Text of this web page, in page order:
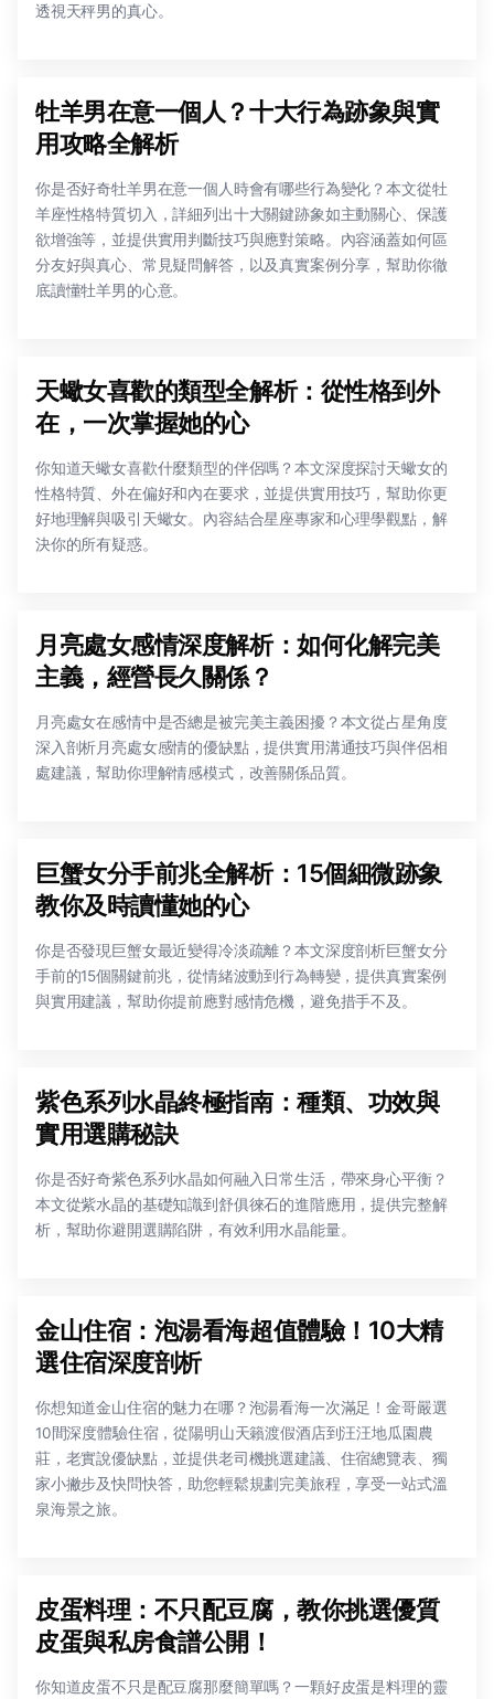
透視天秤男的真心。
牡羊男在意一個人？十大行為跡象與實
用攻略全解析
你是否好奇牡羊男在意一個人時會有哪些行為變化？本文從牡
羊座性格特質切入，詳細列出十大關鍵跡象如主動關心、保護
欲增強等，並提供實用判斷技巧與應對策略。內容涵蓋如何區
分友好與真心、常見疑問解答，以及真實案例分享，幫助你徹
底讀懂牡羊男的心意。
天蠍女喜歡的類型全解析：從性格到外
在，一次掌握她的心
你知道天蠍女喜歡什麼類型的伴侶嗎？本文深度探討天蠍女的
性格特質、外在偏好和內在要求，並提供實用技巧，幫助你更
好地理解與吸引天蠍女。內容結合星座專家和心理學觀點，解
決你的所有疑惑。
月亮處女感情深度解析：如何化解完美
主義，經營長久關係？
月亮處女在感情中是否總是被完美主義困擾？本文從占星角度
深入剖析月亮處女感情的優缺點，提供實用溝通技巧與伴侶相
處建議，幫助你理解情感模式，改善關係品質。
巨蟹女分手前兆全解析：15個細微跡象
教你及時讀懂她的心
你是否發現巨蟹女最近變得冷淡疏離？本文深度剖析巨蟹女分
手前的15個關鍵前兆，從情緒波動到行為轉變，提供真實案例
與實用建議，幫助你提前應對感情危機，避免措手不及。
紫色系列水晶終極指南：種類、功效與
實用選購秘訣
你是否好奇紫色系列水晶如何融入日常生活，帶來身心平衡？
本文從紫水晶的基礎知識到舒俱徠石的進階應用，提供完整解
析，幫助你避開選購陷阱，有效利用水晶能量。
金山住宿：泡湯看海超值體驗！10大精
選住宿深度剖析
你想知道金山住宿的魅力在哪？泡湯看海一次滿足！金哥嚴選
10間深度體驗住宿，從陽明山天籟渡假酒店到汪汪地瓜園農
莊，老實說優缺點，並提供老司機挑選建議、住宿總覽表、獨
家小撇步及快問快答，助您輕鬆規劃完美旅程，享受一站式溫
泉海景之旅。
皮蛋料理：不只配豆腐，教你挑選優質
皮蛋與私房食譜公開！
你知道皮蛋不只是配豆腐那麼簡單嗎？一顆好皮蛋是料理的靈